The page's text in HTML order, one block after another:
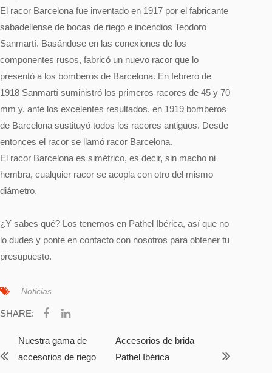
El racor Barcelona fue inventado en 1917 por el fabricante
sabadellense de bocas de riego e incendios Teodoro
Sanmartí. Basándose en las conexiones de los
componentes rusos, fabricó un nuevo racor que lo
presentó a los bomberos de Barcelona. En febrero de
1918 Sanmartí suministró los primeros racores de 45 y 70
mm y, ante los excelentes resultados, en 1919 bomberos
de Barcelona sustituyó todos los racores antiguos. Desde
entonces el racor se llamó racor Barcelona.
El racor Barcelona es simétrico, es decir, sin macho ni
hembra, cualquier racor se acopla con otro del mismo
diámetro.
¿Y sabes qué? Los tenemos en Pathel Ibérica, así que no
lo dudes y ponte en contacto con nosotros para obtener tu
presupuesto.
Noticias
SHARE:
Nuestra gama de
accesorios de riego
Accesorios de brida
Pathel Ibérica